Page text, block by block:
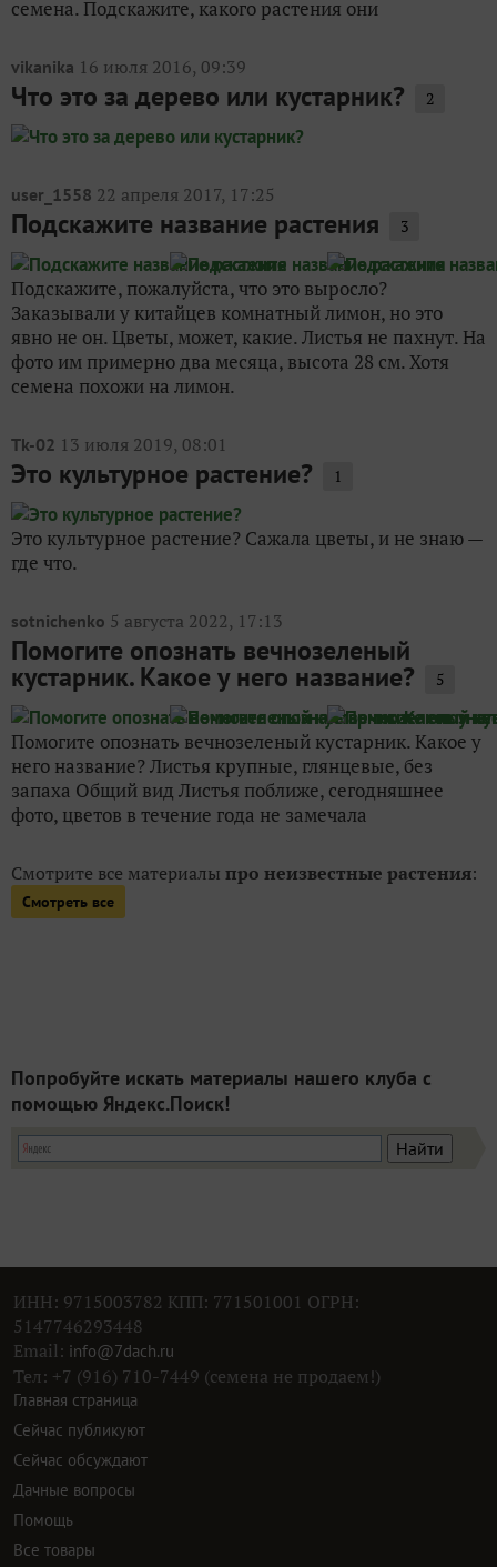
семена. Подскажите, какого растения они
vikanika 16 июля 2016, 09:39
Что это за дерево или кустарник? 2
user_1558 22 апреля 2017, 17:25
Подскажите название растения 3
Подскажите, пожалуйста, что это выросло?
Заказывали у китайцев комнатный лимон, но это
явно не он. Цветы, может, какие. Листья не пахнут. На
фото им примерно два месяца, высота 28 см. Хотя
семена похожи на лимон.
Tk-02 13 июля 2019, 08:01
Это культурное растение? 1
Это культурное растение? Сажала цветы, и не знаю —
где что.
sotnichenko 5 августа 2022, 17:13
Помогите опознать вечнозеленый
кустарник. Какое у него название? 5
Помогите опознать вечнозеленый кустарник. Какое у
него название? Листья крупные, глянцевые, без
запаха Общий вид Листья поближе, сегодняшнее
фото, цветов в течение года не замечала
Смотрите все материалы про неизвестные растения:
Смотреть все
Попробуйте искать материалы нашего клуба с
помощью Яндекс.Поиск!
ИНН: 9715003782 КПП: 771501001 ОГРН:
5147746293448
Email: info@7dach.ru
Тел: +7 (916) 710-7449 (семена не продаем!)
Главная страница
Сейчас публикуют
Сейчас обсуждают
Дачные вопросы
Помощь
Все товары